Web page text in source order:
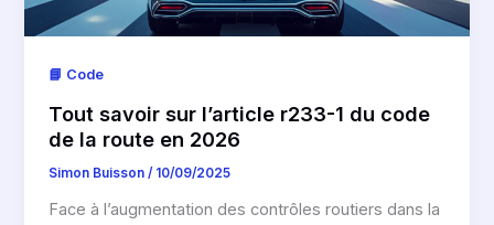
📘 Code
Tout savoir sur l’article r233-1 du code
de la route en 2026
Simon Buisson/ 10/09/2025
Face à l’augmentation des contrôles routiers dans la